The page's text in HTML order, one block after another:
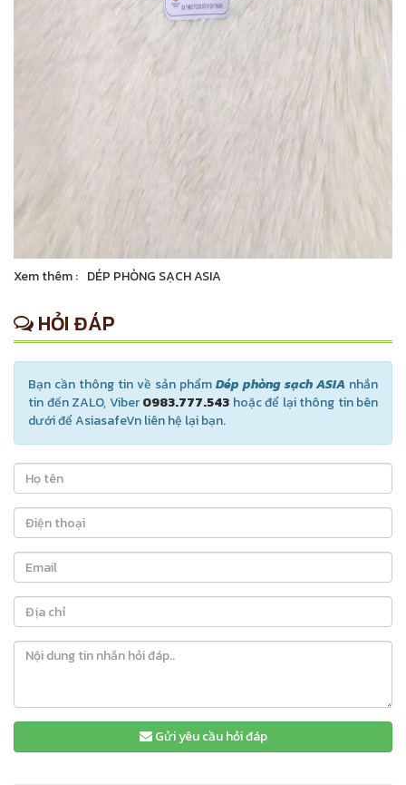
Xem thêm : DÉP PHÒNG SẠCH ASIA
HỎI ĐÁP
Bạn cần thông tin về sản phẩmDép phòng sạch ASIA nhắn
tin đến ZALO, Viber0983.777.543 hoặc để lại thông tin bên
dưới để AsiasafeVn liên hệ lại bạn.
Gửi yêu cầu hỏi đáp